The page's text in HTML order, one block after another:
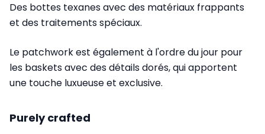
Des bottes texanes avec des matériaux frappants
et des traitements spéciaux.
Le patchwork est également à l'ordre du jour pour
les baskets avec des détails dorés, qui apportent
une touche luxueuse et exclusive.
Purely crafted